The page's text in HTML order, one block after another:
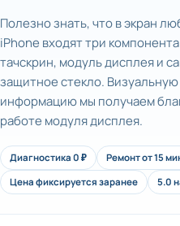
Полезно знать, что в экран
iPhone входят три
тачскрин, модуль дисплея и
защитное стекло. Визуальную
информацию мы получаем
работе модуля дисплея.
Диагностика 0 ₽
Ремонт от 15
Цена фиксируется заранее
5.0